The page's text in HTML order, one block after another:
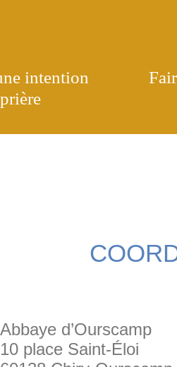
une
de prière
Abbaye d’Ourscamp
10 place Saint-Éloi